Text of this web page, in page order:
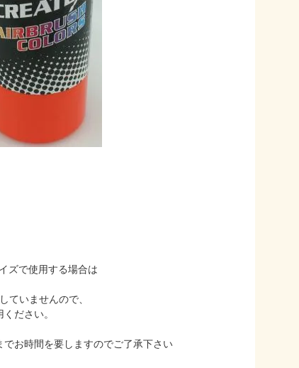
ズで使用する場合は
ていませんので、
ださい。
お時間を要しますのでご了承下さい